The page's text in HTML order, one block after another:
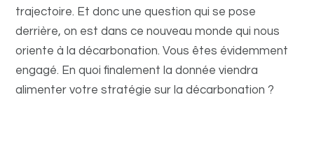
trajectoire. Et donc une question qui se pose
derrière, on est dans ce nouveau monde qui nous
oriente à la décarbonation. Vous êtes évidemment
engagé. En quoi finalement la donnée viendra
alimenter votre stratégie sur la décarbonation ?